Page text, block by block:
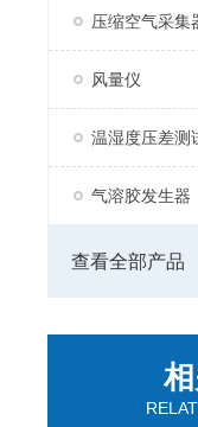
压缩空气采集
风量仪
温湿度压差测
气溶胶发生器
查看全部产品